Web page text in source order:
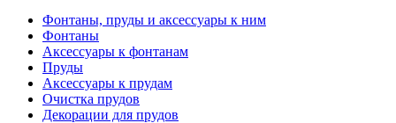
Фонтаны, пруды и аксессуары к ним
Фонтаны
Аксессуары к фонтанам
Пруды
Аксессуары к прудам
Очистка прудов
Декорации для прудов